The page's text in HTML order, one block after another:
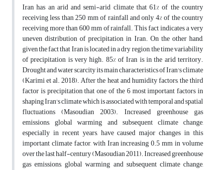
Iran has an arid and semi-arid climate that 61% of the country
receiving less than 250 mm of rainfall and only 4% of the country
receiving more than 600 mm of rainfall. This fact indicates a very
uneven distribution of precipitation in Iran. On the other hand,
given the fact that Iran is located in a dry region, the time variability
of precipitation is very high. 85% of Iran is in the arid territory.
Drought and water scarcity its main characteristics of Iran's climate
(Karimi et al. 2018). After the heat and humidity factors, the third
factor is precipitation that one of the 6 most important factors in
shaping Iran's climate which is associated with temporal and spatial
fluctuations (Masoudian 2003). Increased greenhouse gas
emissions, global warming and subsequent climate change,
especially in recent years, have caused major changes in this
important climate factor, with Iran increasing 0.5 mm in volume
over the last half-century (Masoudian 2011). Increased greenhouse
gas emissions, global warming and subsequent climate change,